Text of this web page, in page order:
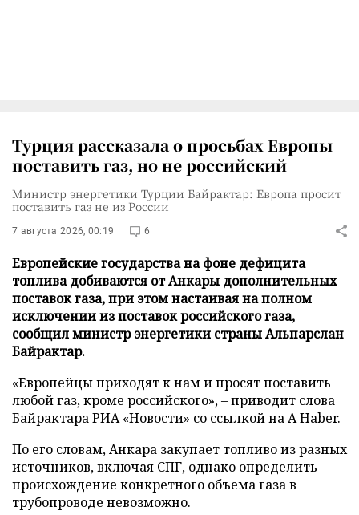
Турция рассказала о просьбах Европы
поставить газ, но не российский
Министр энергетики Турции Байрактар: Европа просит
поставить газ не из России
7 августа 2026, 00:19 6
Европейские государства на фоне дефицита
топлива добиваются от Анкары дополнительных
поставок газа, при этом настаивая на полном
исключении из поставок российского газа,
сообщил министр энергетики страны Альпарслан
Байрактар.
«Европейцы приходят к нам и просят поставить
любой газ, кроме российского», – приводит слова
БайрактараРИА «Новости» со ссылкой наA Haber.
По его словам, Анкара закупает топливо из разных
источников, включая СПГ, однако определить
происхождение конкретного объема газа в
трубопроводе невозможно.